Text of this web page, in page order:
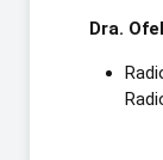
Dra.